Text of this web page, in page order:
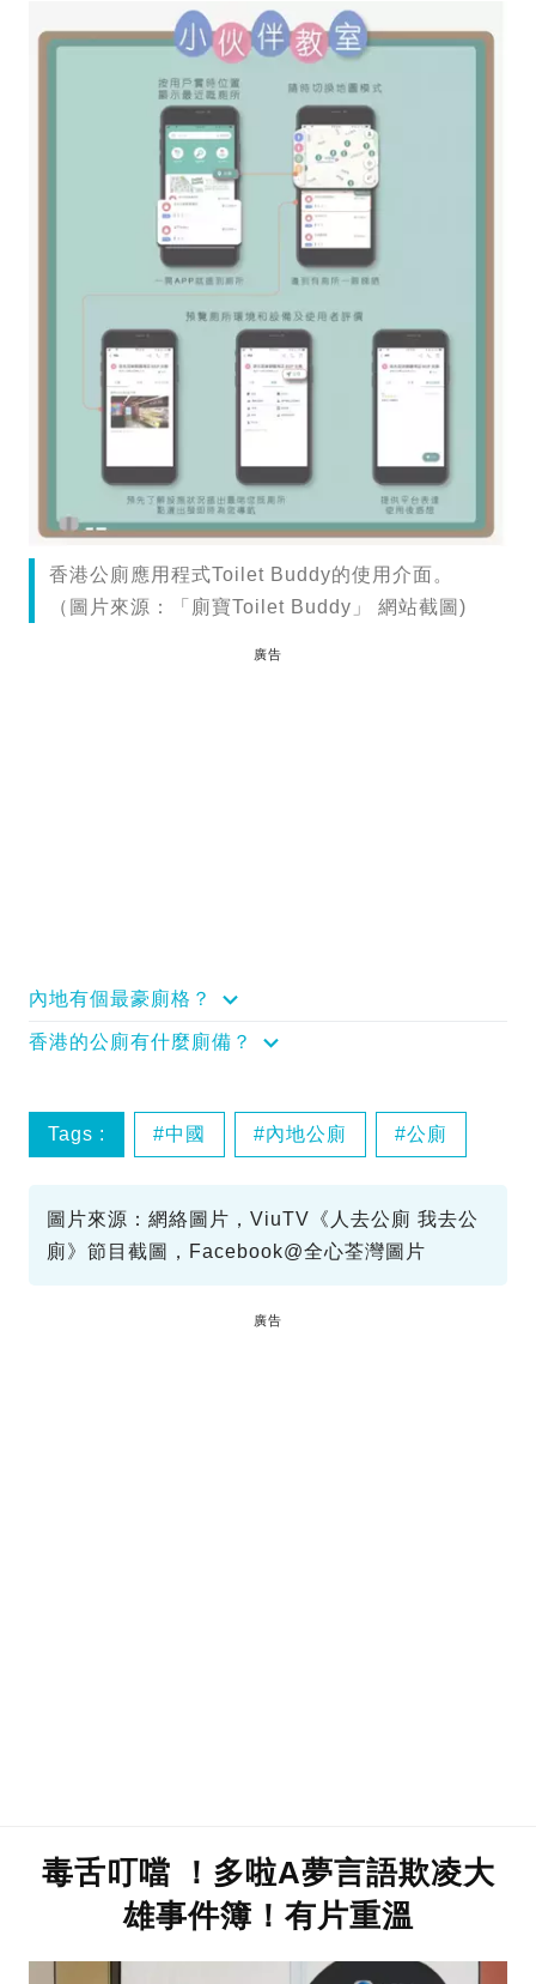
香港公廁應用程式Toilet Buddy的使用介面。
（圖片來源：「廁寶Toilet Buddy」 網站截圖)
廣告
內地有個最豪廁格？
香港的公廁有什麼廁備？
Tags : 中國 內地公廁 公廁
圖片來源：網絡圖片，ViuTV《人去公廁 我去公
廁》節目截圖，Facebook@全心荃灣圖片
廣告
毒舌叮噹 ！多啦A夢言語欺凌大
雄事件簿！有片重溫